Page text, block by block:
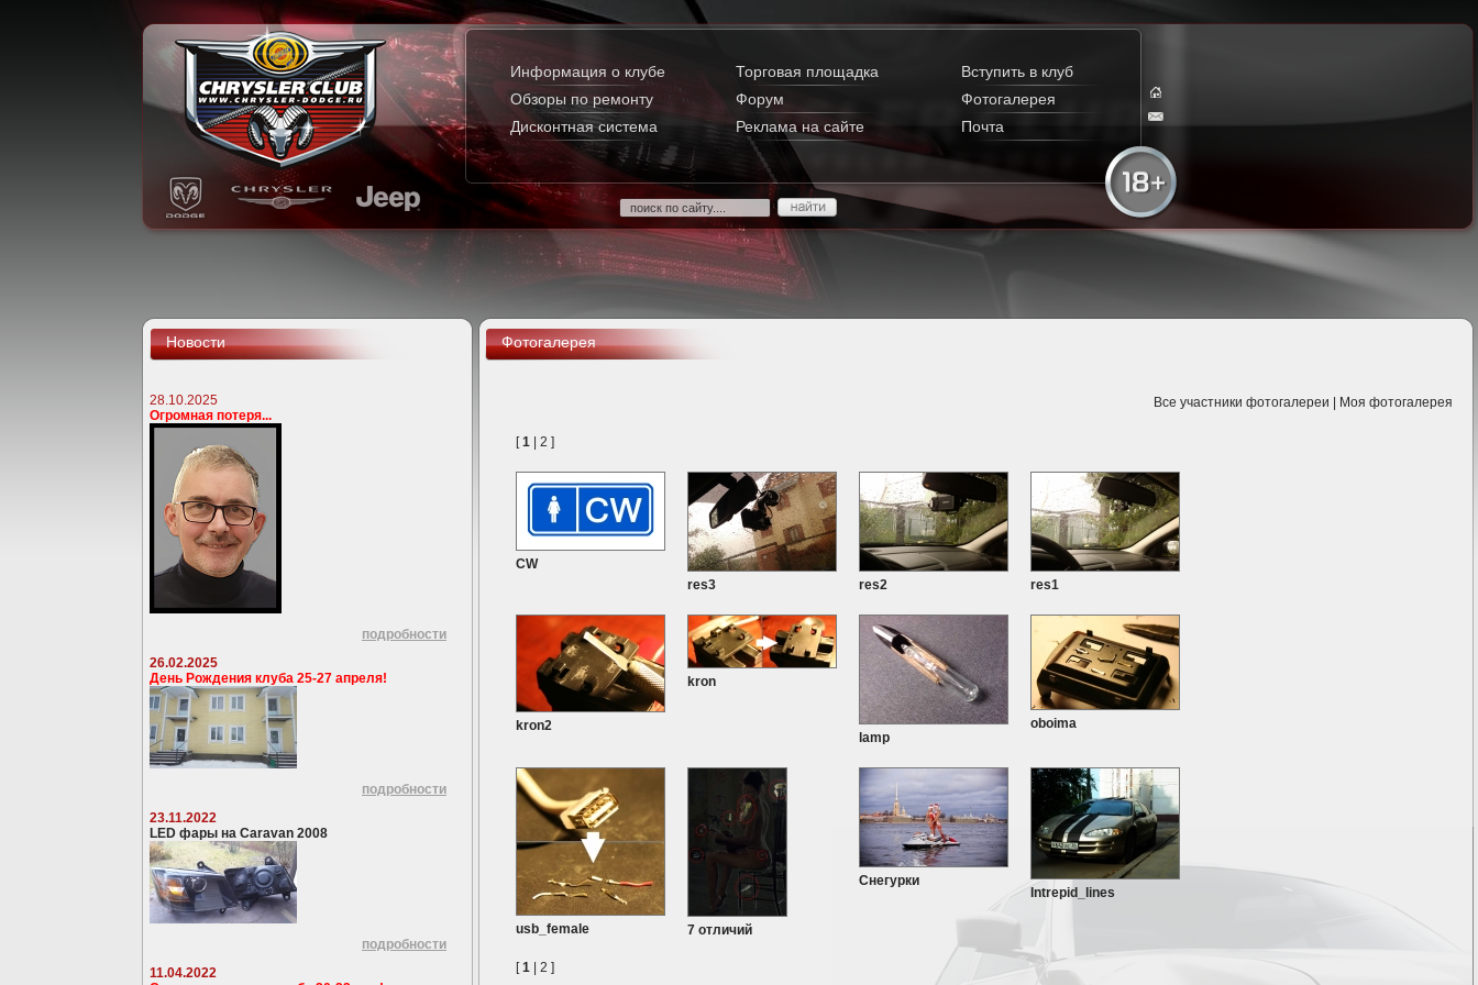
Информация о клубе Торговая площадка
Вступить в клуб
Обзоры по ремонту
Форум
Фотогалерея
Дисконтная система
Реклама на сайте Почта
Новости
28.10.2025
Огромная потеря...
подробности
26.02.2025
День Рождения клуба 25-27 апреля!
подробности
23.11.2022
LED фары на Caravan 2008
подробности
11.04.2022
Фотогалерея
Все участники фотогалереи Моя фотогалерея
[1 2 ]
CW
res3
res2 res1
kron2
kron
lamp
oboima
usb_female 7 отличий
Снегурки
Intrepid_lines
[1 2 ]